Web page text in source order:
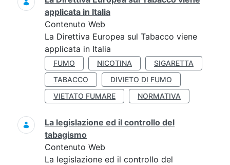
applicata in Italia
Contenuto Web
La Direttiva Europea sul Tabacco viene
applicata in Italia
FUMO NICOTINA
SIGARETTA
TABACCO
DIVIETO DI FUMO
VIETATO FUMARE
NORMATIVA
La legislazione ed il controllo del
tabagismo
Contenuto Web
La legislazione ed il controllo del